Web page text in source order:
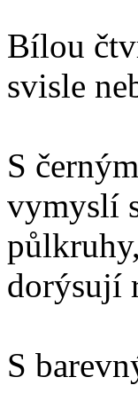
Bílou
svisle
S
vymyslí
dorýsují
S